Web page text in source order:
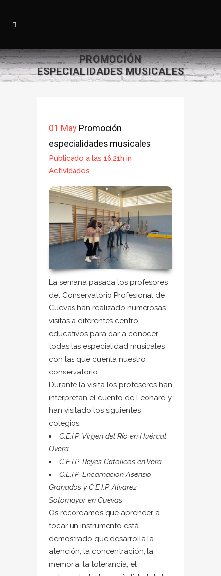
PROMOCIÓN
ESPECIALIDADES MUSICALES
01 May Promoción
especialidades musicales
Publicado a las 16:21h in
Actividades
La semana pasada los profesores
del Conservatorio Profesional de
Cuevas han realizado numerosas
visitas a diferentes centro
educativos para dar a conocer
todas las especialidad musicales
con las que cuenta nuestro
conservatorio.
Durante la visita los profesores han
interpretan el cuento de Leonard y
han visitado los siguientes
colegios:
C.E.I.P. Virgen del Río en Huércal
Overa
C.E.I.P. Reyes Católicos en Vera
C.E.I.P. Encarnación Asensio
Granados y C.E.I.P. Alvarez
Sotomayor en Cuevas
Os recordamos que aprender a
tocar un instrumento está
demostrado que desarrolla la
atención, la concentración, la
memoria, la tolerancia, el